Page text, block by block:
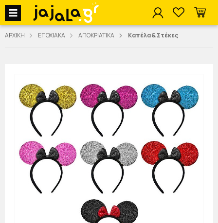
jajala Menu
ΑΡΧΙΚΗ ΕΠΟΧΙΑΚΑ ΑΠΟΚΡΙΑΤΙΚΑ Καπέλα & Στέκες